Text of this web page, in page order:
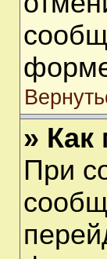
» Как
При